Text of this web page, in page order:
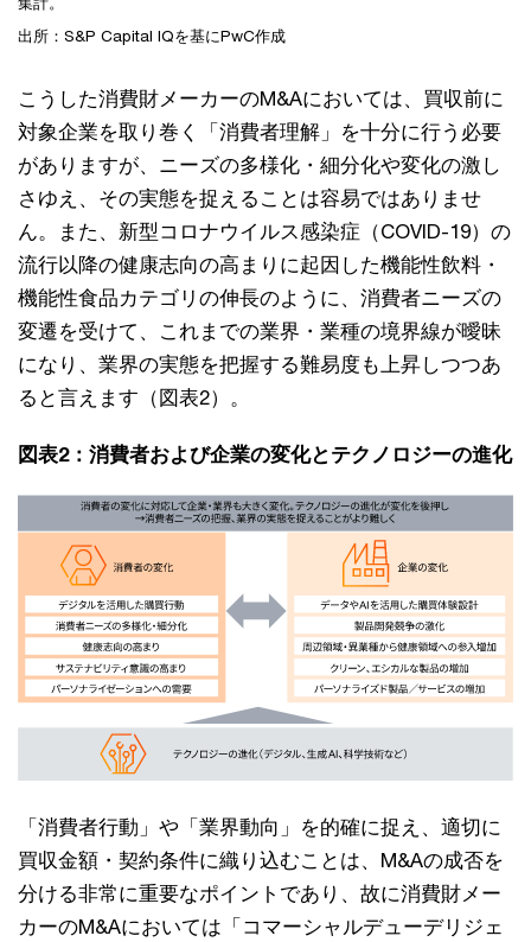
出所：S&P Capital IQを基にPwC作成
こうした消費財メーカーのM&Aにおいては、買収前に
対象企業を取り巻く「消費者理解」を十分に行う必要
がありますが、ニーズの多様化・細分化や変化の激し
さゆえ、その実態を捉えることは容易ではありませ
ん。また、新型コロナウイルス感染症（COVID-19）の
流行以降の健康志向の高まりに起因した機能性飲料・
機能性食品カテゴリの伸長のように、消費者ニーズの
変遷を受けて、これまでの業界・業種の境界線が曖昧
になり、業界の実態を把握する難易度も上昇しつつあ
ると言えます（図表2）。
図表2：消費者および企業の変化とテクノロジーの進化
「消費者行動」や「業界動向」を的確に捉え、適切に
買収金額・契約条件に織り込むことは、M&Aの成否を
分ける非常に重要なポイントであり、故に消費財メー
カーのM&Aにおいては「コマーシャルデューデリジェ